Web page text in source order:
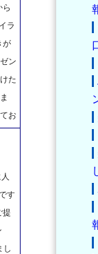
ラ
が
ン
た
お
す
提
し